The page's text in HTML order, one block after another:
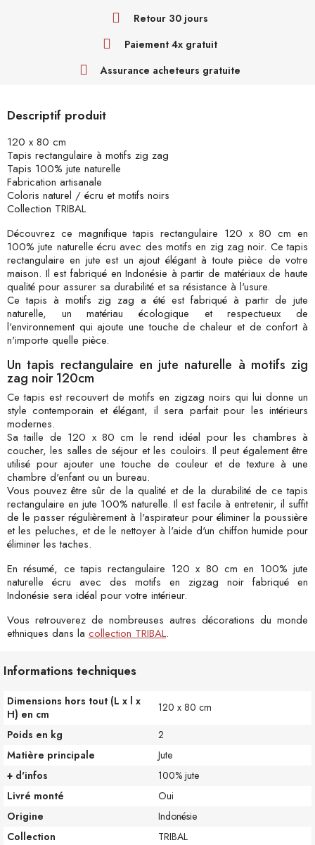
Retour 30 jours
Paiement 4x gratuit
Assurance acheteurs gratuite
Descriptif produit
120 x 80 cm
Tapis rectangulaire à motifs zig zag
Tapis 100% jute naturelle
Fabrication artisanale
Coloris naturel / écru et motifs noirs
Collection TRIBAL
Découvrez ce magnifique tapis rectangulaire 120 x 80 cm en
100% jute naturelle écru avec des motifs en zig zag noir. Ce tapis
rectangulaire en jute est un ajout élégant à toute pièce de votre
maison. Il est fabriqué en Indonésie à partir de matériaux de haute
qualité pour assurer sa durabilité et sa résistance à l'usure.
Ce tapis à motifs zig zag a été est fabriqué à partir de jute
naturelle, un matériau écologique et respectueux de
l'environnement qui ajoute une touche de chaleur et de confort à
n'importe quelle pièce.
Un tapis rectangulaire en jute naturelle à motifs zig
zag noir 120cm
Ce tapis est recouvert de motifs en zigzag noirs qui lui donne un
style contemporain et élégant, il sera parfait pour les intérieurs
modernes.
Sa taille de 120 x 80 cm le rend idéal pour les chambres à
coucher, les salles de séjour et les couloirs. Il peut également être
utilisé pour ajouter une touche de couleur et de texture à une
chambre d'enfant ou un bureau.
Vous pouvez être sûr de la qualité et de la durabilité de ce tapis
rectangulaire en jute 100% naturelle. Il est facile à entretenir, il suffit
de le passer régulièrement à l'aspirateur pour éliminer la poussière
et les peluches, et de le nettoyer à l'aide d'un chiffon humide pour
éliminer les taches.
En résumé, ce tapis rectangulaire 120 x 80 cm en 100% jute
naturelle écru avec des motifs en zigzag noir fabriqué en
Indonésie sera idéal pour votre intérieur.
Vous retrouverez de nombreuses autres décorations du monde
ethniques dans la collection TRIBAL.
Informations techniques
Dimensions hors tout (L x l x
H) en cm
120 x 80 cm
Poids en kg
2
Matière principale
Jute
+ d'infos
100% jute
Livré monté
Oui
Origine
Indonésie
Collection
TRIBAL